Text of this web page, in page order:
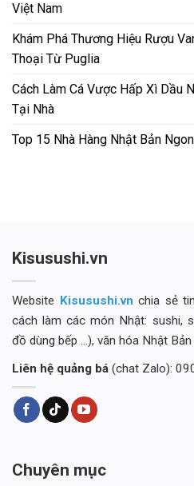
Việt Nam
Khám Phá Thương Hiệu Rượu
Thoại Từ Puglia
Cách Làm Cá Vược Hấp Xì Dầu
Tại Nhà
Top 15 Nhà Hàng Nhật Bản
Kisusushi.vn
Website Kisusushi.vn chia sẻ
cách làm các món Nhật: sushi,
đồ dùng bếp ...), văn hóa Nhật
Liên hệ quảng bá (chat Zalo):
Chuyên mục